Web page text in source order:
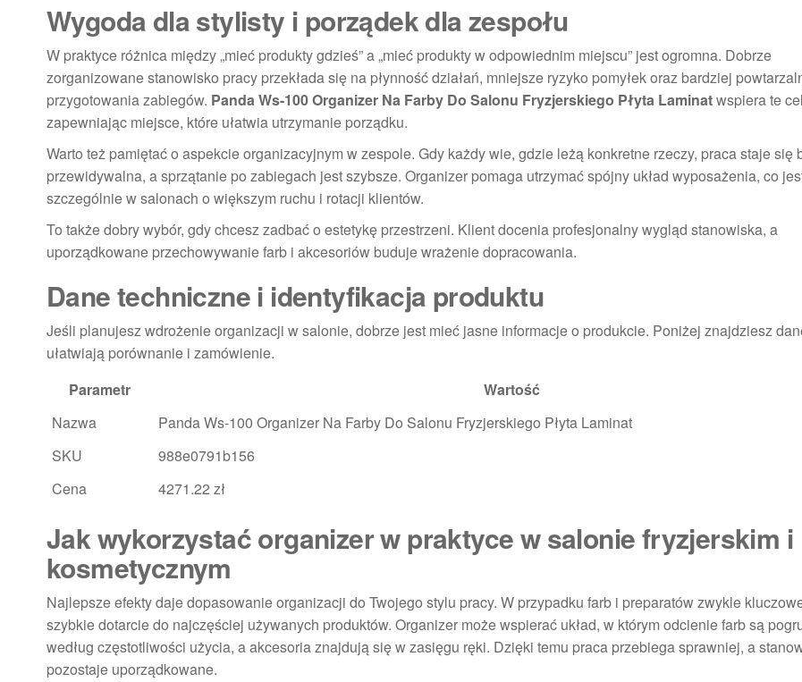
Wygoda dla stylisty i porządek dla zespołu
W praktyce różnica między „mieć produkty gdzieś” a „mieć produkty w odpowiednim miejscu” jest ogromna. Dobrze
zorganizowane stanowisko pracy przekłada się na płynność działań, mniejsze ryzyko pomyłek oraz bardziej
przygotowania zabiegów. Panda Ws-100 Organizer Na Farby Do Salonu Fryzjerskiego Płyta Laminatwspiera te
zapewniając miejsce, które ułatwia utrzymanie porządku.
Warto też pamiętać o aspekcie organizacyjnym w zespole. Gdy każdy wie, gdzie leżą konkretne rzeczy, praca staje się
przewidywalna, a sprzątanie po zabiegach jest szybsze. Organizer pomaga utrzymać spójny układ wyposażenia, co
szczególnie w salonach o większym ruchu i rotacji klientów.
To także dobry wybór, gdy chcesz zadbać o estetykę przestrzeni. Klient docenia profesjonalny wygląd stanowiska, a
uporządkowane przechowywanie farb i akcesoriów buduje wrażenie dopracowania.
Dane techniczne i identyfikacja produktu
Jeśli planujesz wdrożenie organizacji w salonie, dobrze jest mieć jasne informacje o produkcie. Poniżej znajdziesz
ułatwiają porównanie i zamówienie.
Parametr
Wartość
Nazwa
Panda Ws-100 Organizer Na Farby Do Salonu Fryzjerskiego Płyta Laminat
SKU
988e0791b156
Cena
4271.22 zł
Jak wykorzystać organizer w praktyce w salonie fryzjerskim i
kosmetycznym
Najlepsze efekty daje dopasowanie organizacji do Twojego stylu pracy. W przypadku farb i preparatów zwykle
szybkie dotarcie do najczęściej używanych produktów. Organizer może wspierać układ, w którym odcienie farb są
według częstotliwości użycia, a akcesoria znajdują się w zasięgu ręki. Dzięki temu praca przebiega sprawniej, a
pozostaje uporządkowane.